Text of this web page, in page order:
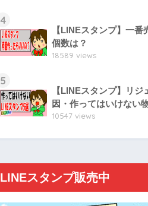
4
【LINEスタンプ】一番
個数は？
18589 views
5
【LINEスタンプ】リジ
因・作ってはいけない
10547 views
LINEスタンプ販売中